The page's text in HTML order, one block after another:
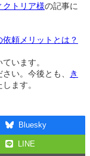
クトリア様の記事に
依頼メリットとは？
います。
い。今後とも、
き
ます。
Bluesky
LINE